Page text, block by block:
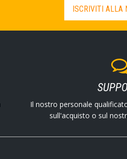
ISCRIVITI ALLA
Il nostro personale
sull'acquisto o sul